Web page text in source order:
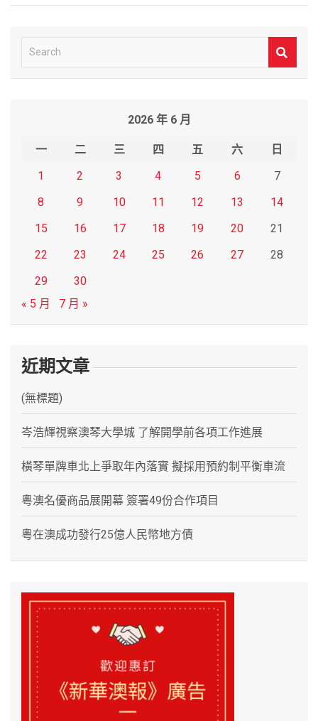
e
2026 年 6 月
一 二 三 四 五 六
日
1
2 3 4 5 6
7
8
9 10 11 12 13
14
15
16 17 18 19 20
21
22
23 24 25 26 27
28
29
30
« 5 月
7 月 »
近期文章
(無標題)
岑浩輝視察澳琴大學城 了解開學前各項工作進展
橫琴單牌車北上爭取年內落實 擬採用預約制平衡車流
粵澳名優商品展開幕 簽署49份合作項目
粵在澳成功發行25億人民幣地方債